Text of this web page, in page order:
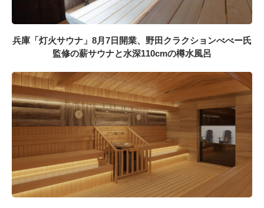
兵庫「灯火サウナ」8月7日開業、野田クラクションべべー氏
監修の薪サウナと水深110cmの樽水風呂